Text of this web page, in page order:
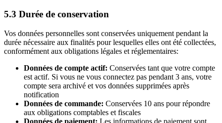
5.3 Durée de conservation
Vos données personnelles sont conservées uniquement pendant la
durée nécessaire aux finalités pour lesquelles elles ont été collectées,
conformément aux obligations légales et réglementaires:
Données de compte actif: Conservées tant que votre compte
est actif. Si vous ne vous connectez pas pendant 3 ans, votre
compte sera archivé et vos données supprimées après
notification
Données de commande: Conservées 10 ans pour répondre
aux obligations comptables et fiscales
Données de paiement: Les informations de paiement sont